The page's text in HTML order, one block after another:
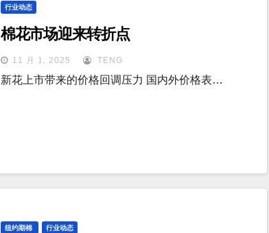
行业动态
棉花市场迎来转折点
11 月 1, 2025 TENG
新花上市带来的价格回调压力 国内外价格表…
纽约期棉 行业动态